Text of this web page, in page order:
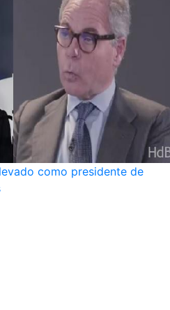
como presidente de